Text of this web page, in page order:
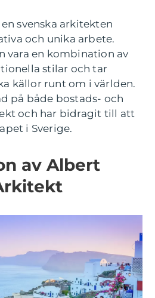
svenska arkitekten
och unika arbete.
vara en kombination av
stilar och tar
källor runt om i världen.
på både bostads- och
och har bidragit till att
i Sverige.
av Albert